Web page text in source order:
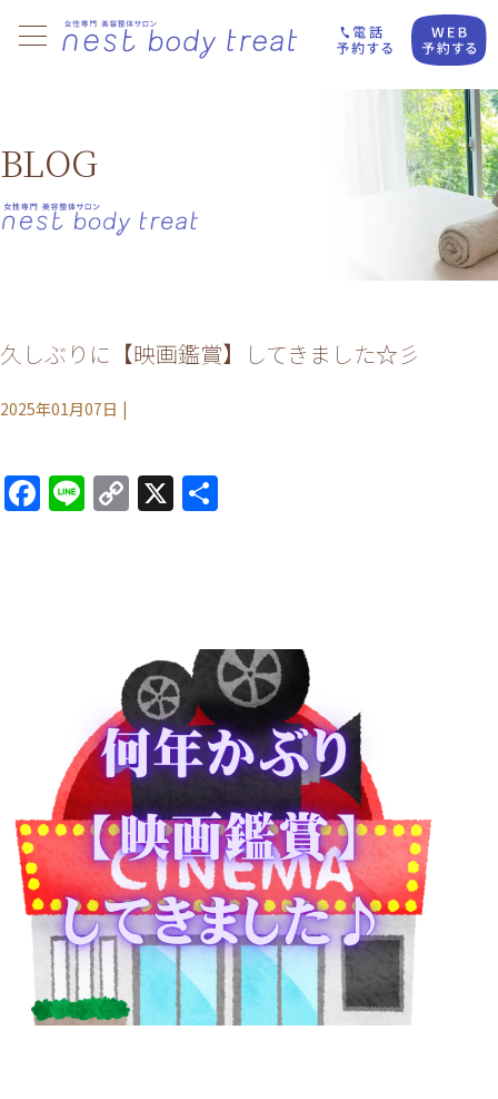
BLOG
久しぶりに【映画鑑賞】してきました☆彡
2025年01月07日 |
Facebook
LineCopy
Link
X